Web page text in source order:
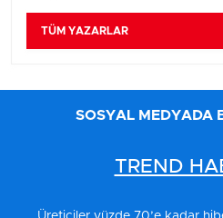
TÜM YAZARLAR
SOSYAL MEDYADA
TREND